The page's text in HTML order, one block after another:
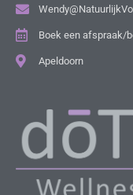
Boek een afspraak/
Apeldoorn